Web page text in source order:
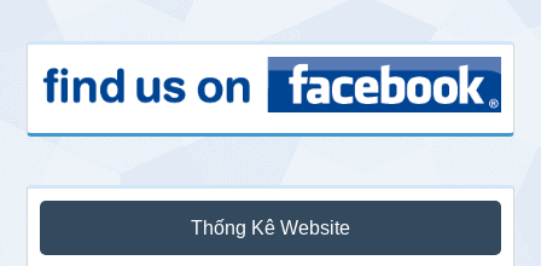
Thống Kê Website